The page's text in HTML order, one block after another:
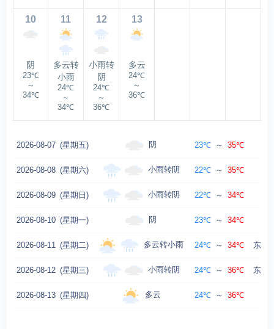
10
阴
23℃
～
34℃
11
多云转
小雨
24℃
～
34℃
12
小雨转
阴
24℃
～
36℃
13
多云
24℃
～
36℃
2026-08-07 (星期五) 阴 23℃ ～ 35℃
2026-08-08 (星期六) 小雨转阴 22℃ ～ 35℃
2026-08-09 (星期日) 小雨转阴 22℃ ～ 34℃
2026-08-10 (星期一) 阴 23℃ ～ 34℃
2026-08-11 (星期二) 多云转小雨 24℃ ～ 34℃ 东南
2026-08-12 (星期三) 小雨转阴 24℃ ～ 36℃ 东南
2026-08-13 (星期四) 多云 24℃ ～ 36℃